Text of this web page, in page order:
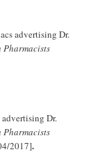
advertising Dr.
Pharmacists
Dr.
Pharmacists
2017].